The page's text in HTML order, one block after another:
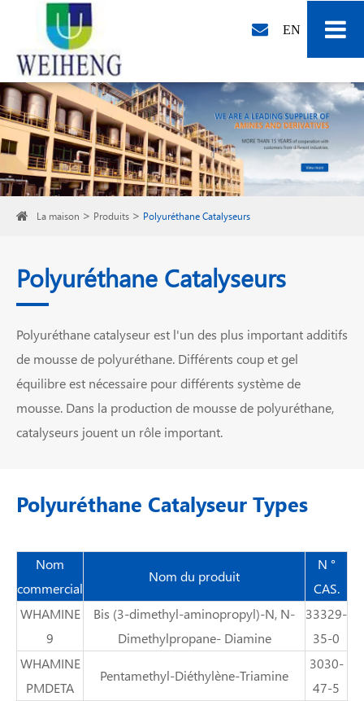
EN
La maison Produits Polyuréthane Catalyseurs
Polyuréthane Catalyseurs
Polyuréthane catalyseur est l'un des plus important additifs
de mousse de polyuréthane. Différents coup et gel
équilibre est nécessaire pour différents système de
mousse. Dans la production de mousse de polyuréthane,
catalyseurs jouent un rôle important.
Polyuréthane Catalyseur Types
Nom
commercial
Nom du produit
N °
CAS.
WHAMINE
9
Bis (3-dimethyl-aminopropyl)-N, N-
Dimethylpropane- Diamine
33329-
35-0
WHAMINE
PMDETA
Pentamethyl-Diéthylène-Triamine
3030-
47-5